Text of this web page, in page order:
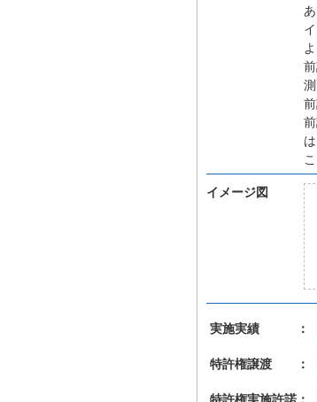
イメージ図
実施実績 ：
特許権譲渡 ：